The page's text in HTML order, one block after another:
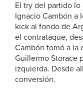
El try del partido
Ignacio Cambón a
kick al fondo de
el contrataque,
Cambón tomó a la
Guillermo Storace
izquierda. Desde
conversión.